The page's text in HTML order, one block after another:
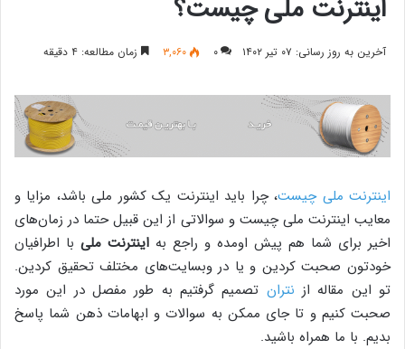
اینترنت ملی چیست؟
آخرین به روز رسانی: ۰۷ تیر ۱۴۰۲ ۰ ۳,۰۶۰ زمان مطالعه: ۴ دقیقه
اینترنت ملی چیست، چرا باید اینترنت یک کشور ملی باشد، مزایا و
معایب اینترنت ملی چیست و سوالاتی از این قبیل حتما در زمان‌های
اخیر برای شما هم پیش اومده و راجع به اینترنت ملی با اطرافیان
خودتون صحبت کردین و یا در وبسایت‌های مختلف تحقیق کردین.
تو این مقاله از نتران تصمیم گرفتیم به طور مفصل در این مورد
صحبت کنیم و تا جای ممکن به سوالات و ابهامات ذهن شما پاسخ
بدیم. با ما همراه باشید.